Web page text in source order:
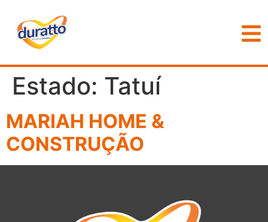
Estado: Tatuí
MARIAH HOME &
CONSTRUÇÃO